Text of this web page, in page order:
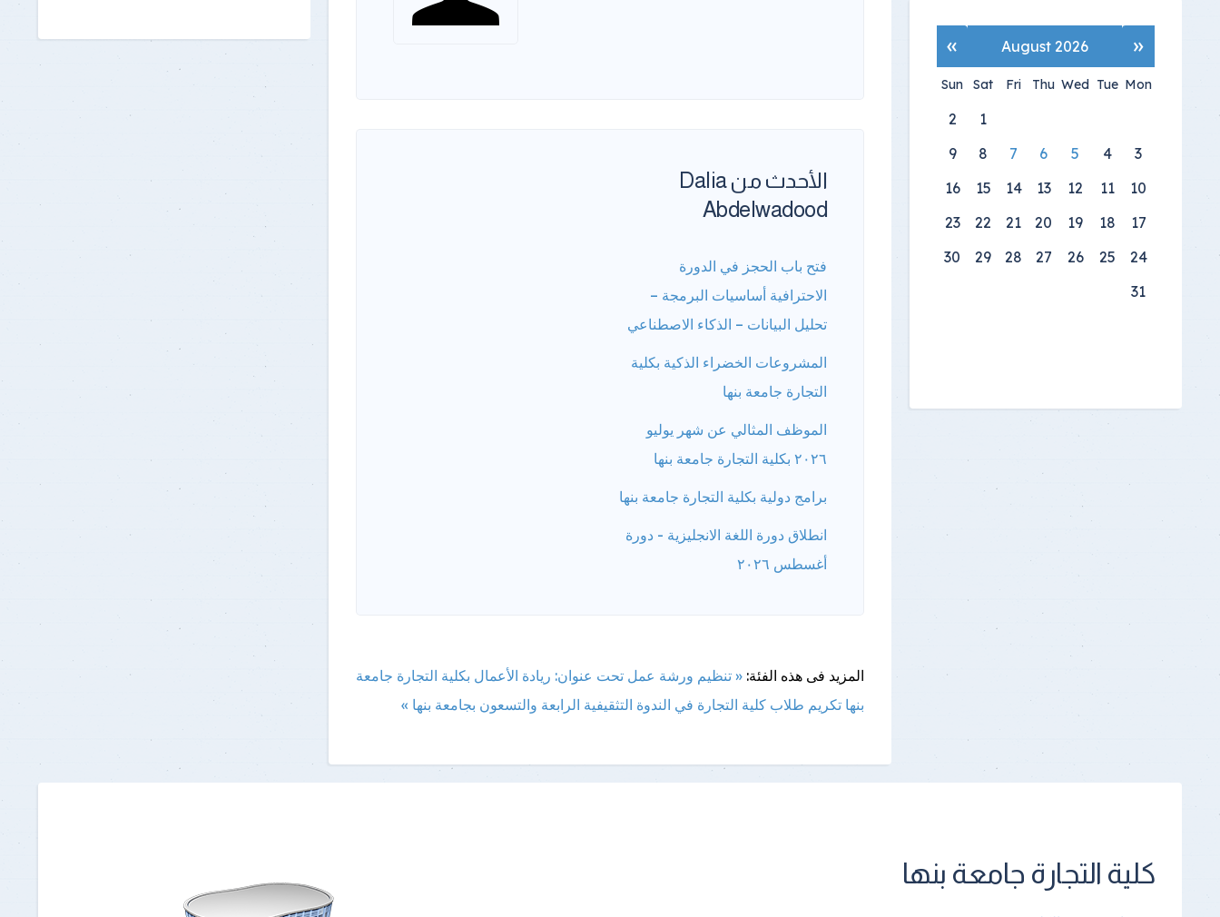
الأحدث من Dalia
Abdelwadood
فتح باب الحجز في الدورة
الاحترافية أساسيات البرمجة –
تحليل البيانات – الذكاء الاصطناعي
المشروعات الخضراء الذكية بكلية
التجارة جامعة بنها
الموظف المثالي عن شهر يوليو
٢٠٢٦ بكلية التجارة جامعة بنها
برامج دولية بكلية التجارة جامعة بنها
انطلاق دورة اللغة الانجليزية - دورة
أغسطس ٢٠٢٦
المزيد فى هذه الفئة: « تنظيم ورشة عمل تحت عنوان: ريادة الأعمال بكلية التجارة جامعة
بنها تكريم طلاب كلية التجارة في الندوة التثقيفية الرابعة والتسعون بجامعة بنها »
«
August 2026
»
Mon
Tue
Wed
Thu
Fri
Sat
Sun
1
2
3
4
5
6
7
8
9
10
11
12
13
14
15
16
17
18
19
20
21
22
23
24
25
26
27
28
29
30
31
كلية التجارة جامعة بنها